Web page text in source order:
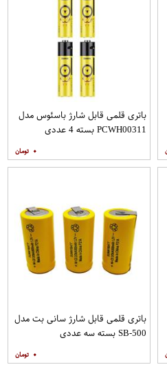
باتری قلمی قابل شارژ باسئوس مدل
PCWH00311 بسته 4 عددی
۰
باتری قلمی قابل شارژ سانی بت مدل
SB-500 بسته سه عددی
۰